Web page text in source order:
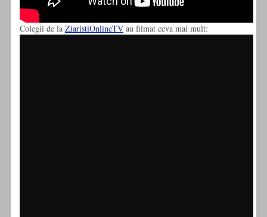
Colegii de la ZiaristiOnlineTV au filmat ceva mai mult: